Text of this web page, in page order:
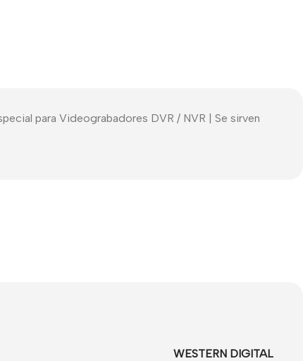
para Videograbadores DVR / NVR | Se sirven
WESTERN DIGITAL